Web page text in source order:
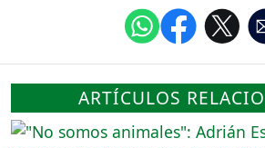
ARTÍCULOS